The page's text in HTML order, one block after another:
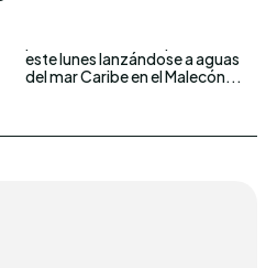
del mar Caribe en el Malecón...